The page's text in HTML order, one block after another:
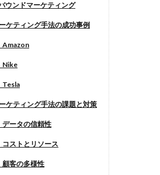
ウンドマーケティング
ケティング手法の成功事例
Amazon
Nike
Tesla
ケティング手法の課題と対策
データの信頼性
コストとリソース
顧客の多様性